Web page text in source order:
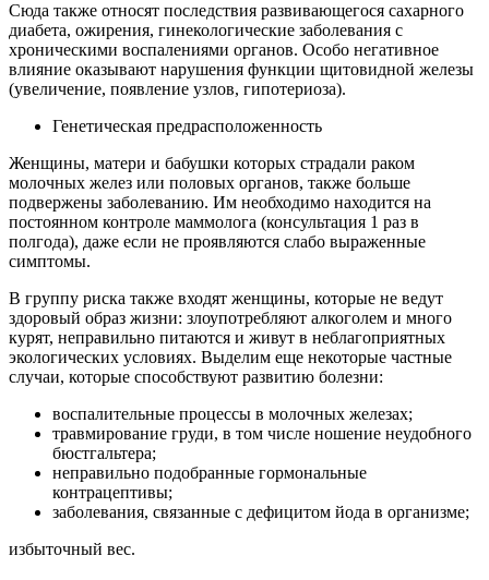
Сюда также относят последствия развивающегося сахарного
диабета, ожирения, гинекологические заболевания с
хроническими воспалениями органов. Особо негативное
влияние оказывают нарушения функции щитовидной железы
(увеличение, появление узлов, гипотериоза).
Генетическая предрасположенность
Женщины, матери и бабушки которых страдали раком
молочных желез или половых органов, также больше
подвержены заболеванию. Им необходимо находится на
постоянном контроле маммолога (консультация 1 раз в
полгода), даже если не проявляются слабо выраженные
симптомы.
В группу риска также входят женщины, которые не ведут
здоровый образ жизни: злоупотребляют алкоголем и много
курят, неправильно питаются и живут в неблагоприятных
экологических условиях. Выделим еще некоторые частные
случаи, которые способствуют развитию болезни:
воспалительные процессы в молочных железах;
травмирование груди, в том числе ношение неудобного
бюстгальтера;
неправильно подобранные гормональные
контрацептивы;
заболевания, связанные с дефицитом йода в организме;
избыточный вес.